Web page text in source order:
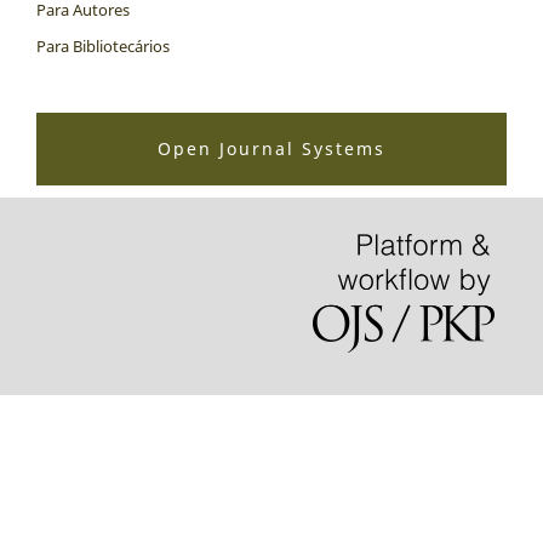
Para Autores
Para Bibliotecários
Open Journal Systems